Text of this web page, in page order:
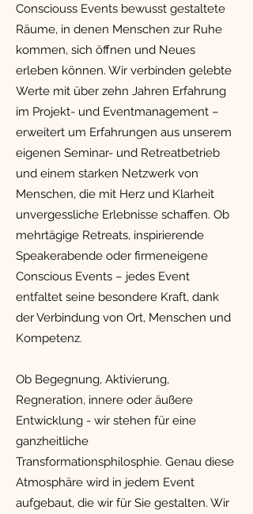
Consciouss Events bewusst gestaltete
Räume, in denen Menschen zur Ruhe
kommen, sich öffnen und Neues
erleben können. Wir verbinden gelebte
Werte mit über zehn Jahren Erfahrung
im Projekt- und Eventmanagement –
erweitert um Erfahrungen aus unserem
eigenen Seminar- und Retreatbetrieb
und einem starken Netzwerk von
Menschen, die mit Herz und Klarheit
unvergessliche Erlebnisse schaffen. Ob
mehrtägige Retreats, inspirierende
Speakerabende oder firmeneigene
Conscious Events – jedes Event
entfaltet seine besondere Kraft, dank
der Verbindung von Ort, Menschen und
Kompetenz.
Ob Begegnung, Aktivierung,
Regneration, innere oder äußere
Entwicklung - wir stehen für eine
ganzheitliche
Transformationsphilosphie. Genau diese
Atmosphäre wird in jedem Event
aufgebaut, die wir für Sie gestalten. Wir